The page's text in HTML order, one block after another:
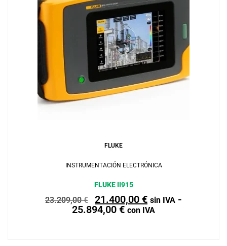
Fluke
Etiquetas del producto
FLUKE
INSTRUMENTACIÓN ELECTRÓNICA
FLUKE II915
23.209,00€ 21.400,00 € sin IVA -
25.894,00 € con IVA